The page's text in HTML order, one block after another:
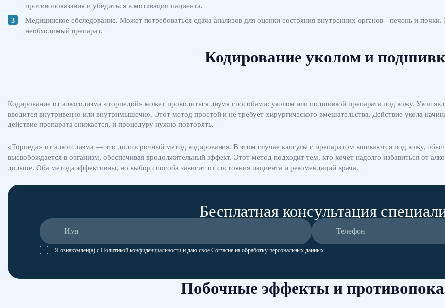
противопоказания и убедиться в мотивации пациента.
Медицинское обследование. Может потребоваться сдача анализов для оценки состояния внутренних органов - печень и
необходимый препарат.
Кодирование уколом и
Кодирование от алкоголизма «торпедой» может проводиться двумя способами: уколом или подшивкой препарата под кожу. Укол
вводится внутривенно или внутримышечно. Этот метод простой и не требует хирургического вмешательства. Действие укола
действие препарата снижается, и процедуру нужно повторять.
«Торпеда» от алкоголизма — это долгосрочный метод кодирования. В этом случае капсулы с препаратом вшиваются под кожу,
высвобождается в организм, обеспечивая продолжительный эффект. Этот метод подходит тем, кто хочет надолго избавиться от
дольше. Оба метода эффективны, но выбор способа зависит от состояния пациента и рекомендаций врача.
Бесплатная консультация
Я ознакомлен(а) с Политикой конфиденциальности и даю свое Согласие на обработку персональных данных
Побочные эффекты и